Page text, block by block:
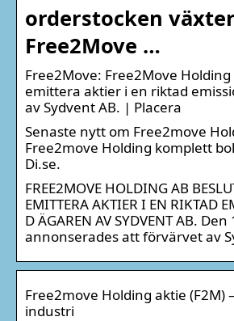
orderstocken
Free2Move …
Free2Move: Free2Move
emittera aktier i en riktad
av Sydvent AB. | Placera
Senaste nytt om Free2move
Free2move Holding komplett
Di.se.
FREE2MOVE HOLDING AB
EMITTERA AKTIER I EN RIKTAD
D ÄGAREN AV SYDVENT AB.
annonserades att förvärvet av
Free2move Holding aktie (F2M)
industri